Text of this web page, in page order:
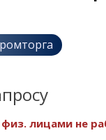
лицами не